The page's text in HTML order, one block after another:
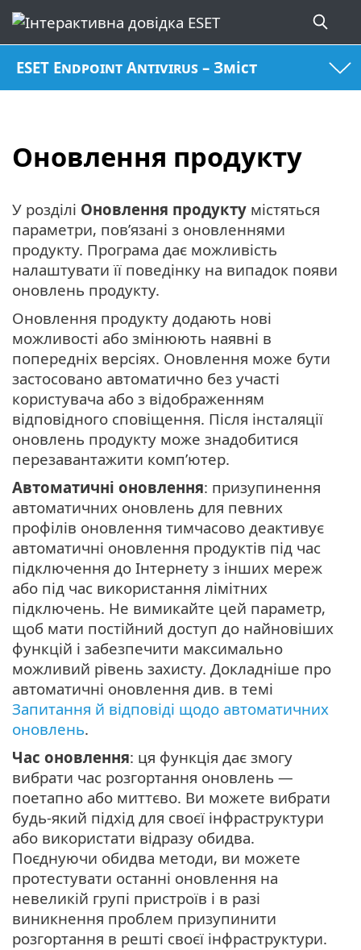
ESET Endpoint Antivirus – Зміст
Оновлення продукту
У розділі Оновлення продукту містяться
параметри, пов’язані з оновленнями
продукту. Програма дає можливість
налаштувати її поведінку на випадок появи
оновлень продукту.
Оновлення продукту додають нові
можливості або змінюють наявні в
попередніх версіях. Оновлення може бути
застосовано автоматично без участі
користувача або з відображенням
відповідного сповіщення. Після інсталяції
оновлень продукту може знадобитися
перезавантажити комп’ютер.
Автоматичні оновлення: призупинення
автоматичних оновлень для певних
профілів оновлення тимчасово деактивує
автоматичні оновлення продуктів під час
підключення до Інтернету з інших мереж
або під час використання лімітних
підключень. Не вимикайте цей параметр,
щоб мати постійний доступ до найновіших
функцій і забезпечити максимально
можливий рівень захисту. Докладніше про
автоматичні оновлення див. в темі
Запитання й відповіді щодо автоматичних
оновлень.
Час оновлення: ця функція дає змогу
вибрати час розгортання оновлень —
поетапно або миттєво. Ви можете вибрати
будь-який підхід для своєї інфраструктури
або використати відразу обидва.
Поєднуючи обидва методи, ви можете
протестувати останні оновлення на
невеликій групі пристроїв і в разі
виникнення проблем призупинити
розгортання в решті своєї інфраструктури.